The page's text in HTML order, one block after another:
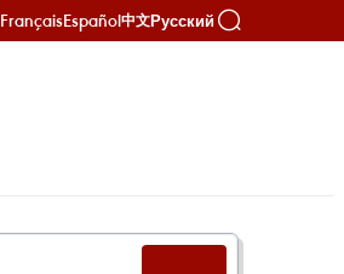
FrançaisEspañol中文Русский